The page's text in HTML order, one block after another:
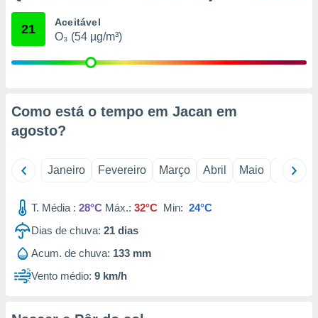
qual se
tal,
na
de
ou aceder
num
21 Aceitável
O₃ (54 µg/m³)
Como está o tempo em Jacan em
agosto?
Janeiro Fevereiro Março Abril Maio Junho
T. Média : 28°C Máx.: 32°C Min: 24°C
Dias de chuva: 21 dias
Acum. de chuva: 133 mm
Vento médio: 9 km/h